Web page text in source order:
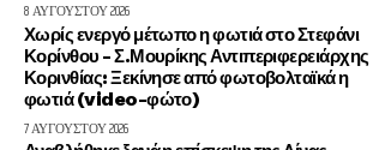
8 ΑΥΓΟΎΣΤΟΥ 2026
Χωρίς ενεργό μέτωπο η φωτιά στο Στεφάνι
Κορίνθου – Σ.Μουρίκης Αντιπεριφερειάρχης
Κορινθίας: Ξεκίνησε από φωτοβολταϊκά η
φωτιά (video-φώτο)
7 ΑΥΓΟΎΣΤΟΥ 2026